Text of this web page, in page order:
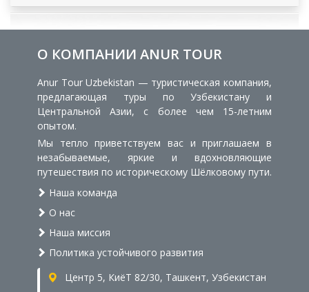
О КОМПАНИИ ANUR TOUR
Anur Tour Uzbekistan — туристическая компания,
предлагающая туры по Узбекистану и
Центральной Азии, с более чем 15-летним
опытом.
Мы тепло приветствуем вас и приглашаем в
незабываемые, яркие и вдохновляющие
путешествия по историческому Шёлковому пути.
Наша команда
О нас
Наша миссия
Политика устойчивого развития
Центр 5, КиёТ 82/30, Ташкент, Узбекистан